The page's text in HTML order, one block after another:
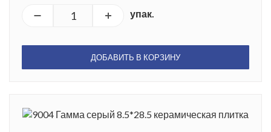
упак.
ДОБАВИТЬ В КОРЗИНУ